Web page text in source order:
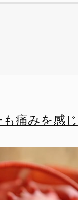
痛みを感